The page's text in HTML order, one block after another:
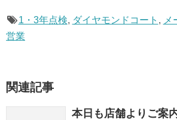
1・3年点検, ダイヤモンドコート , メ
営業
関連記事
本日も店舗よりご案